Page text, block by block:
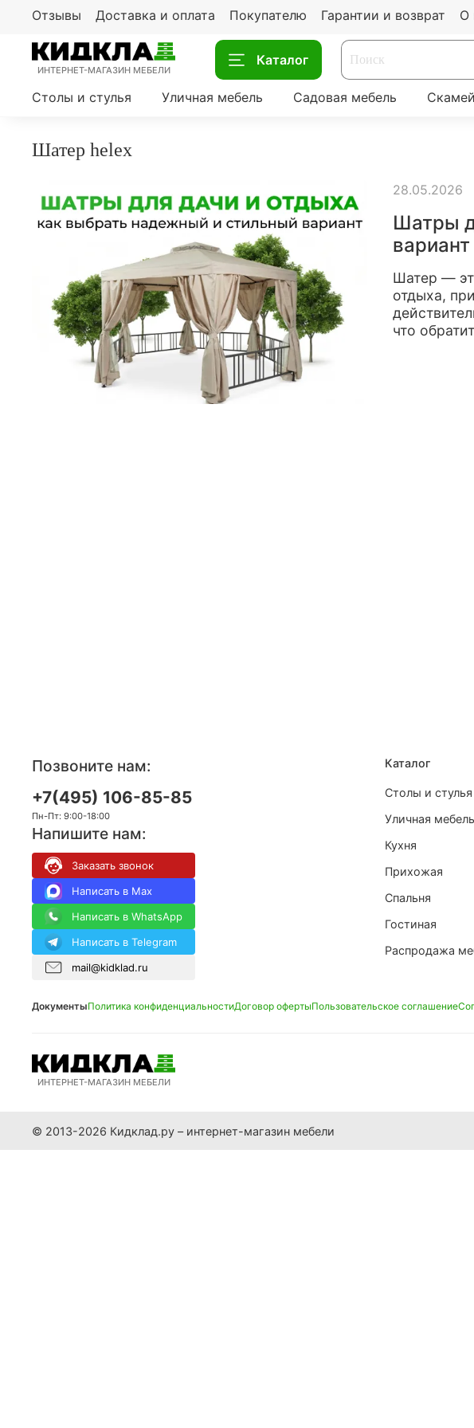
Отзывы Доставка и оплата Покупателю Гарантии и возврат О
ИНТЕРНЕТ-МАГАЗИН МЕБЕЛИ
Каталог
Столы и стулья Уличная мебель Садовая мебель
шатер helex
Шатры
вариант
Шатер —
отдыха,
что
28.05.2026
Каталог
Столы и стулья
Уличная мебель
Кухня
Прихожая
Спальня
Гостиная
Распродажа
Позвоните нам:
+7(495) 106-85-85
Пн-Пт: 9:00-18:00
Напишите нам:
Заказать звонок
Написать в Max
Написать в WhatsApp
Написать в Telegram
mail@kidklad.ru
ДокументыПолитика конфиденциальностиДоговор офертыПользовательское соглашение
ИНТЕРНЕТ-МАГАЗИН МЕБЕЛИ
© 2013-2026 Кидклад.ру – интернет-магазин мебели